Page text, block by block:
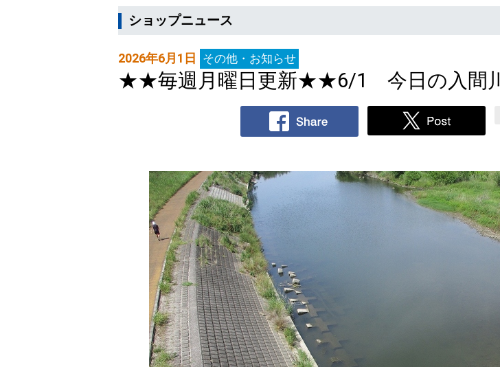
ショップニュース
2026年6月1日 その他・お知らせ
★★毎週月曜日更新★★6/1 今日の入間川